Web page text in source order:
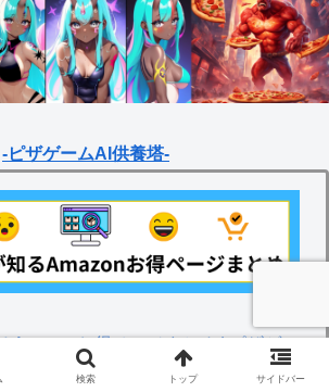
-ピザゲームAI供養塔-
Amazonお得ページまとめ | ピザゲー
ム@アフターマス
検索 トップ サイドバー